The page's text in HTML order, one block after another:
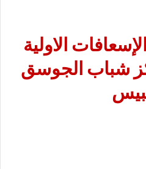
الاولية
شباب الجوسق